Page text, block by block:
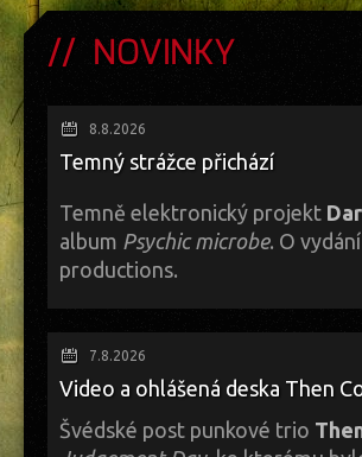
NOVINKY
8.8.2026
Temný strážce přichází
Temně elektronický projekt
album Psychic microbe. O
productions.
charakteristický styl se dříve projevoval v
energické rytmy, melancholické atmosféry
nich nabízí hlubší ponor do vaší roztříštěné
7.8.2026
Video a ohlášená deska Then
Švédské post punkové trio